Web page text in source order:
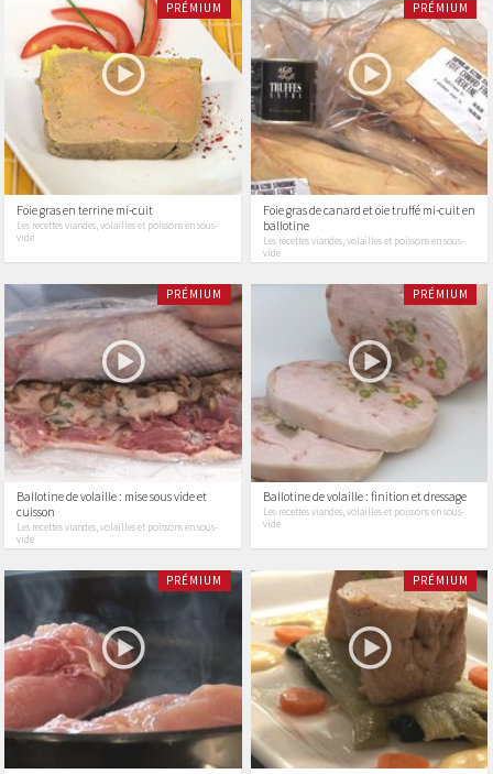
PRÉMIUM
Foie gras en terrine mi-cuit
Les recettes viandes, volailles et poissons en sous-
vide
PRÉMIUM
Foie gras de canard et oie truffé mi-cuit en
ballotine
Les recettes viandes, volailles et poissons en sous-
vide
PRÉMIUM
Ballotine de volaille : mise sous vide et
cuisson
Les recettes viandes, volailles et poissons en sous-
vide
PRÉMIUM
Ballotine de volaille : finition et dressage
Les recettes viandes, volailles et poissons en sous-
vide
PRÉMIUM PRÉMIUM